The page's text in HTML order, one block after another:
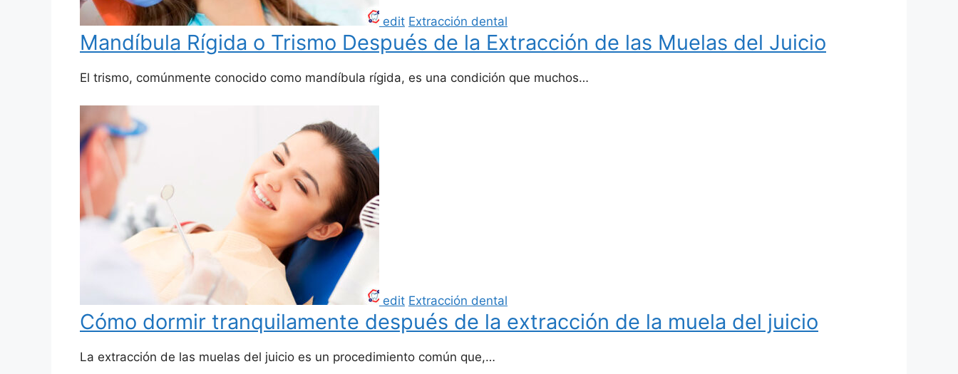
edit Extracción dental
Mandíbula Rígida o Trismo Después de la Extracción de las Muelas del Juicio
El trismo, comúnmente conocido como mandíbula rígida, es una condición que muchos…
edit Extracción dental
Cómo dormir tranquilamente después de la extracción de la muela del juicio
La extracción de las muelas del juicio es un procedimiento común que,…